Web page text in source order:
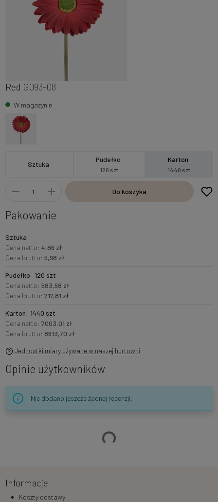
Red G093-08
W magazynie
Sztuka
Pudełko
120 szt
Karton
1440 szt
Do koszyka
Pakowanie
Sztuka
Cena netto: 4,86 zł
Cena brutto: 5,98 zł
Pudełko · 120 szt
Cena netto: 583,58 zł
Cena brutto: 717,81 zł
Karton · 1440 szt
Cena netto: 7003,01 zł
Cena brutto: 8613,70 zł
Jednostki miary używane w naszej hurtowni
Opinie użytkowników
Nie dodano jeszcze żadnej recenzji.
Ładowanie…
Informacje
Koszty dostawy